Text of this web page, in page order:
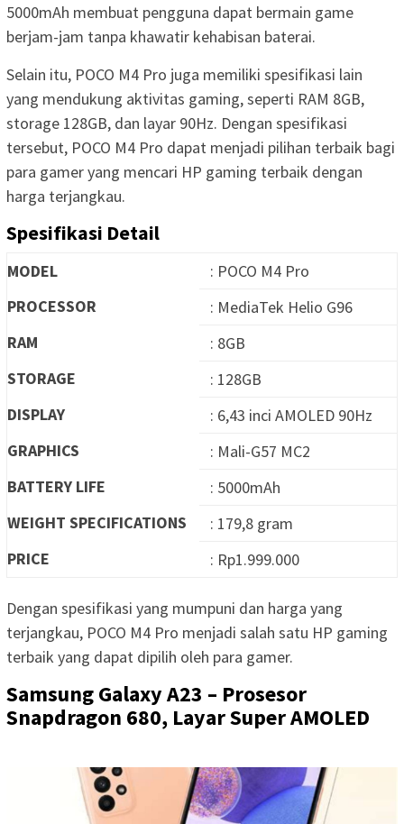
5000mAh membuat pengguna dapat bermain game
berjam-jam tanpa khawatir kehabisan baterai.
Selain itu, POCO M4 Pro juga memiliki spesifikasi lain
yang mendukung aktivitas gaming, seperti RAM 8GB,
storage 128GB, dan layar 90Hz. Dengan spesifikasi
tersebut, POCO M4 Pro dapat menjadi pilihan terbaik bagi
para gamer yang mencari HP gaming terbaik dengan
harga terjangkau.
Spesifikasi Detail
MODEL
: POCO M4 Pro
PROCESSOR
: MediaTek Helio G96
RAM
: 8GB
STORAGE
: 128GB
DISPLAY
: 6,43 inci AMOLED 90Hz
GRAPHICS
: Mali-G57 MC2
BATTERY LIFE
: 5000mAh
WEIGHT SPECIFICATIONS
: 179,8 gram
PRICE
: Rp1.999.000
Dengan spesifikasi yang mumpuni dan harga yang
terjangkau, POCO M4 Pro menjadi salah satu HP gaming
terbaik yang dapat dipilih oleh para gamer.
Samsung Galaxy A23 – Prosesor
Snapdragon 680, Layar Super AMOLED